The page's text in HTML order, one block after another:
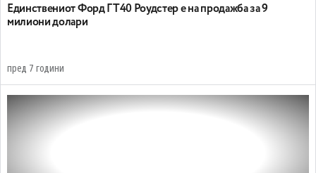
Единствениот Форд ГТ40 Роудстер е на продажба за 9
милиони долари
пред 7 години